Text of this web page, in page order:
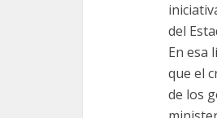
del
En esa
que el
de los